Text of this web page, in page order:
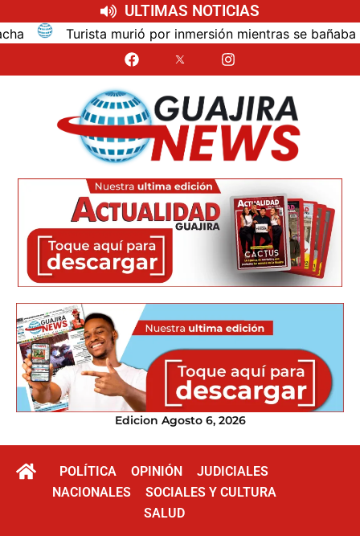
ULTIMAS NOTICIAS
por inmersión mientras se bañaba en el mar de las
Edicion Agosto 6, 2026
POLÍTICA OPINIÓN
JUDICIALES
NACIONALES
SOCIALES Y CULTURA
SALUD